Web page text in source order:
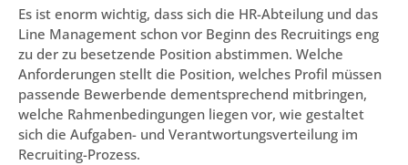
Es ist enorm wichtig, dass sich die HR-Abteilung und das
Line Management schon vor Beginn des Recruitings eng
zu der zu besetzende Position abstimmen. Welche
Anforderungen stellt die Position, welches Profil müssen
passende Bewerbende dementsprechend mitbringen,
welche Rahmenbedingungen liegen vor, wie gestaltet
sich die Aufgaben- und Verantwortungsverteilung im
Recruiting-Prozess.